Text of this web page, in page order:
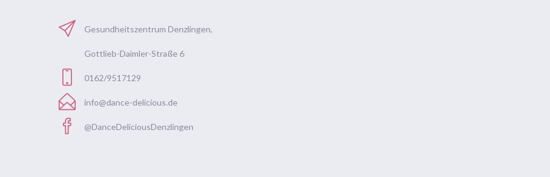
Gesundheitszentrum Denzlingen,
Gottlieb-Daimler-Straße 6
0162/9517129
info@dance-delicious.de
@DanceDeliciousDenzlingen